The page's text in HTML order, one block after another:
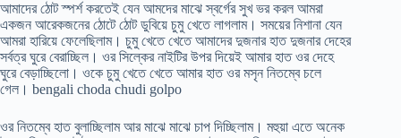
আমাদের ঠোট স্পর্শ করতেই যেন আমদের মাঝে স্বর্গের সুখ ভর করল আমরা
একজন আরেকজনের ঠোটে ঠোট ডুবিয়ে চুমু খেতে লাগলাম। সময়ের নিশানা যেন
আমরা হারিয়ে ফেলেছিলাম। চুমু খেতে খেতে আমাদের দুজনার হাত দুজনার দেহের
সর্বত্র ঘুরে বেরাচ্ছিল। ওর সিল্কের নাইটির উপর দিয়েই আমার হাত ওর দেহে
ঘুরে বেড়াচ্ছিলো। ওকে চুমু খেতে খেতে আমার হাত ওর মসৃন নিতম্বে চলে
গেল। bengali choda chudi golpo
ওর নিতম্বে হাত বুলাচ্ছিলাম আর মাঝে মাঝে চাপ দিচ্ছিলাম। মহুয়া এতে অনেক